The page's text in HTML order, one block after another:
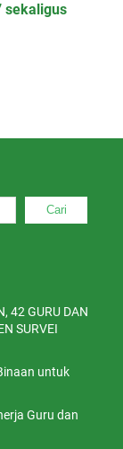
sekaligus
Cari
42 GURU DAN
SURVEI
untuk
Guru dan